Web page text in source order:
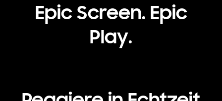
Epic Screen. Epic
Play.